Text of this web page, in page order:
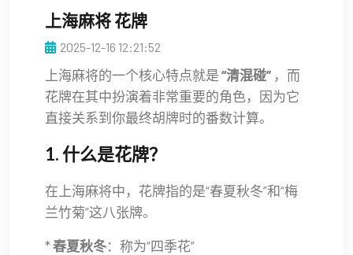
上海麻将 花牌
2025-12-16 12:21:52
上海麻将的一个核心特点就是 “清混碰” ，而
花牌在其中扮演着非常重要的角色，因为它
直接关系到你最终胡牌时的番数计算。
1. 什么是花牌？
在上海麻将中，花牌指的是“春夏秋冬”和“梅
兰竹菊”这八张牌。
*春夏秋冬：称为“四季花”